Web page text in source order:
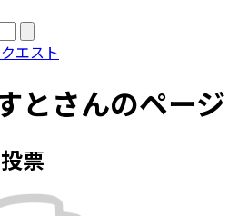
エスト
とさんのページ
票